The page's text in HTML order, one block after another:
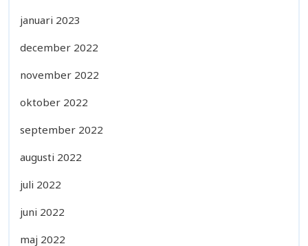
januari 2023
december 2022
november 2022
oktober 2022
september 2022
augusti 2022
juli 2022
juni 2022
maj 2022